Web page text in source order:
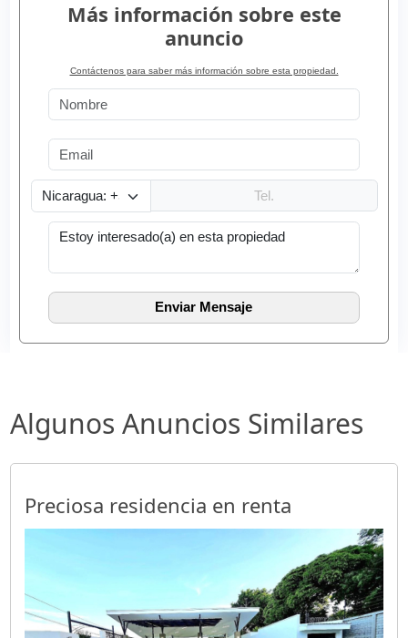
Más información sobre este
anuncio
Contáctenos para saber más información sobre esta propiedad.
Algunos Anuncios Similares
Preciosa residencia en renta